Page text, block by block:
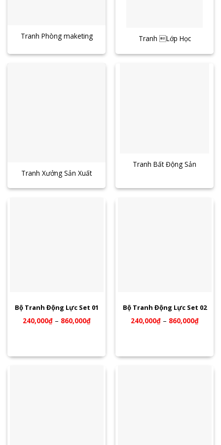
Tranh Phòng maketing Tranh Lớp Học
Tranh Xưởng Sản Xuất
Tranh Bất Động Sản
Bộ Tranh Động Lực Set 01
240,000₫– 860,000₫
Bộ Tranh Động Lực Set 02
240,000₫– 860,000₫